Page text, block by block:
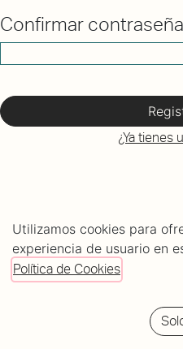
Confirmar contraseña
¿Ya tienes
C/
20012
Utilizamos cookies para
experiencia de usuario en
Política de Cookies